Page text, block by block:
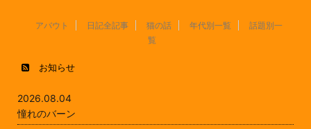
アバウト 日記全記事 猫の話 年代別一覧
話題別一
覧
お知らせ
2026.08.04
憧れのバーン